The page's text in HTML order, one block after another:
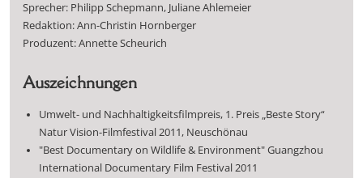
Sprecher: Philipp Schepmann, Juliane Ahlemeier
Redaktion: Ann-Christin Hornberger
Produzent: Annette Scheurich
Auszeichnungen
Umwelt- und Nachhaltigkeitsfilmpreis, 1. Preis „Beste Story“
Natur Vision-Filmfestival 2011, Neuschönau
"Best Documentary on Wildlife & Environment" Guangzhou
International Documentary Film Festival 2011